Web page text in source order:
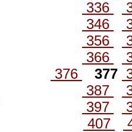
336
346
356
366
376
377
387
397
407